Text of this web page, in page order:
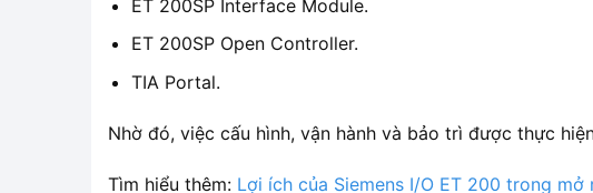
ET 200SP Interface Module.
ET 200SP Open Controller.
TIA Portal.
Nhờ đó, việc cấu hình, vận hành và bảo trì được thực
Tìm hiểu thêm: Lợi ích của Siemens I/O ET 200 trong mở